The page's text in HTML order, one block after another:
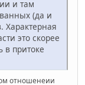
и там
(да и
Характерная
это скорее
в притоке
отношенеии